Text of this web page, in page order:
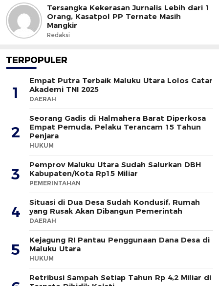
Tersangka Kekerasan Jurnalis Lebih dari 1
Orang, Kasatpol PP Ternate Masih
Mangkir
Redaksi
TERPOPULER
1
Empat Putra Terbaik Maluku Utara Lolos Catar
Akademi TNI 2025
DAERAH
2
Seorang Gadis di Halmahera Barat Diperkosa
Empat Pemuda, Pelaku Terancam 15 Tahun
Penjara
HUKUM
3
Pemprov Maluku Utara Sudah Salurkan DBH
Kabupaten/Kota Rp15 Miliar
PEMERINTAHAN
4
Situasi di Dua Desa Sudah Kondusif, Rumah
yang Rusak Akan Dibangun Pemerintah
DAERAH
5
Kejagung RI Pantau Penggunaan Dana Desa di
Maluku Utara
HUKUM
Retribusi Sampah Setiap Tahun Rp 4,2 Miliar di